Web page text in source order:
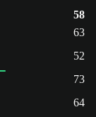
58
63
52
73
64